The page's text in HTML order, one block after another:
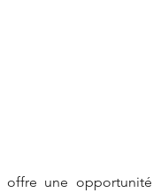
offre une